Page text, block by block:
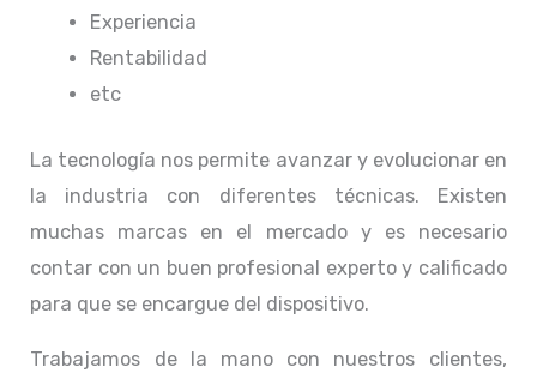
Experiencia
Rentabilidad
etc
La tecnología nos permite avanzar y evolucionar en
la industria con diferentes técnicas. Existen
muchas marcas en el mercado y es necesario
contar con un buen profesional experto y calificado
para que se encargue del dispositivo.
Trabajamos de la mano con nuestros clientes,